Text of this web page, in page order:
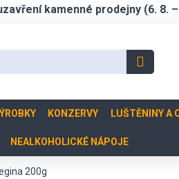
kamenné prodejny (6. 8.
KONZERVY LUŠTĚNINY A
NEALKOHOLICKÉ NÁPOJE
200g